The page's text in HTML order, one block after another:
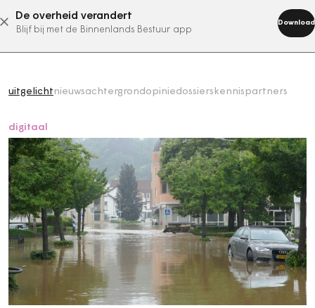
De overheid verandert
Blijf bij met de Binnenlands Bestuur app
Download
abonneer nu
uitgelicht nieuwsachtergrondopiniedossiers kennispartners
digitaal